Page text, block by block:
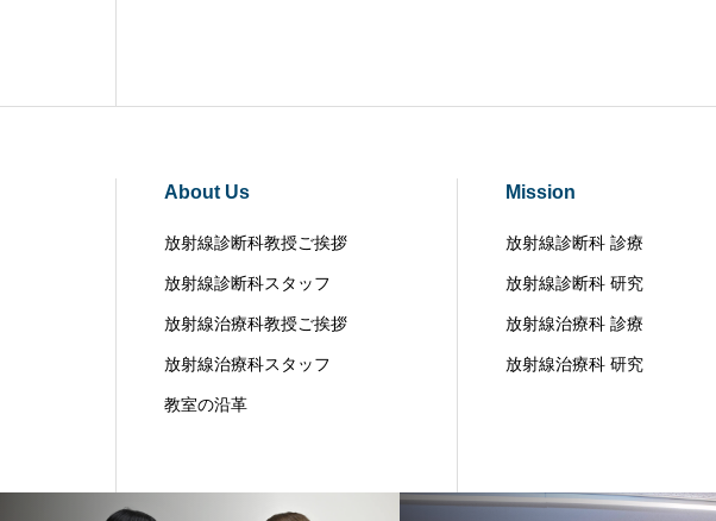
About Us
放射線診断科教授ご挨拶
放射線診断科スタッフ
放射線治療科教授ご挨拶
放射線治療科スタッフ
教室の沿革
Mission
放射線診断科 診療
放射線診断科 研究
放射線治療科 診療
放射線治療科 研究